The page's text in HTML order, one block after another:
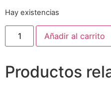
Hay existencias
Añadir al carrito
Productos